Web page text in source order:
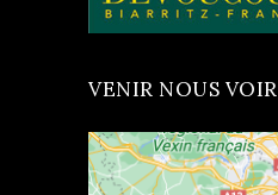
VENIR NOUS VOIR